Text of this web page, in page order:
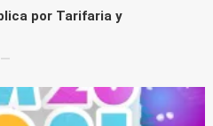
por Tarifaria y